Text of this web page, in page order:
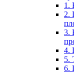
1.
2.
3.
4.
5.
6.